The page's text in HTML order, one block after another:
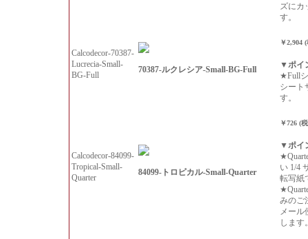
ズにカ
す。
Calcodecor-70387-
Lucrecia-Small-
BG-Full
70387-ルクレシア-Small-BG-Full
￥2,904
▼ポイ
★Full
シート
す。
Calcodecor-84099-
Tropical-Small-
Quarter
84099-トロピカル-Small-Quarter
￥726 (
▼ポイ
い 1/4
転写紙
みのご
メール
します